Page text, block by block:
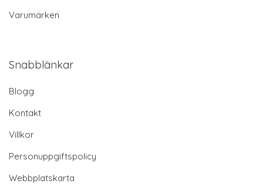
Varumärken
Snabblänkar
Blogg
Kontakt
Villkor
Personuppgiftspolicy
Webbplatskarta